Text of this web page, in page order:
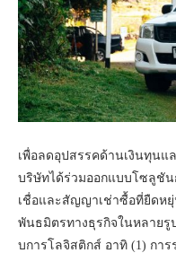
เพื่อลดอุปสรรคด้านเงินทุนแ
บริษัทได้ร่วมออกแบบโซลูชัน
เชื่อและสัญญาเช่าซื้อที่ยืดหยุ่
พันธมิตรทางธุรกิจในหลาย
บการโลจิสติกส์ อาทิ (1) กา